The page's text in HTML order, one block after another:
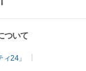
ついて
24」